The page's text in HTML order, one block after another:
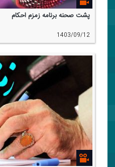
پشت صحنه برنامه زمزم احكام
1403/09/12